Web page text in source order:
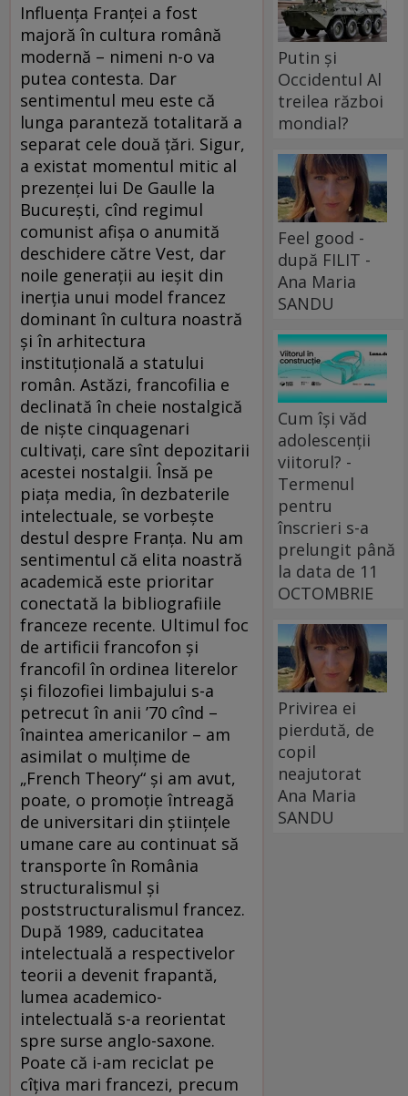
Influenţa Franţei a fost
majoră în cultura română
modernă – nimeni n-o va
putea contesta. Dar
sentimentul meu este că
lunga paranteză totalitară a
separat cele două ţări. Sigur,
a existat momentul mitic al
prezenţei lui De Gaulle la
Bucureşti, cînd regimul
comunist afişa o anumită
deschidere către Vest, dar
noile generaţii au ieşit din
inerţia unui model francez
dominant în cultura noastră
şi în arhitectura
instituţională a statului
român. Astăzi, francofilia e
declinată în cheie nostalgică
de nişte cinquagenari
cultivaţi, care sînt depozitarii
acestei nostalgii. Însă pe
piaţa media, în dezbaterile
intelectuale, se vorbeşte
destul despre Franţa. Nu am
sentimentul că elita noastră
academică este prioritar
conectată la bibliografiile
franceze recente. Ultimul foc
de artificii francofon şi
francofil în ordinea literelor
şi filozofiei limbajului s-a
petrecut în anii ’70 cînd –
înaintea americanilor – am
asimilat o mulţime de
„French Theory“ şi am avut,
poate, o promoţie întreagă
de universitari din ştiinţele
umane care au continuat să
transporte în România
structuralismul şi
poststructuralismul francez.
După 1989, caducitatea
intelectuală a respectivelor
teorii a devenit frapantă,
lumea academico-
intelectuală s-a reorientat
spre surse anglo-saxone.
Poate că i-am reciclat pe
cîţiva mari francezi, precum
Putin și
Occidentul Al
treilea război
mondial?
Feel good -
după FILIT -
Ana Maria
SANDU
Cum își văd
adolescenții
viitorul? -
Termenul
pentru
înscrieri s-a
prelungit până
la data de 11
OCTOMBRIE
Privirea ei
pierdută, de
copil
neajutorat
Ana Maria
SANDU